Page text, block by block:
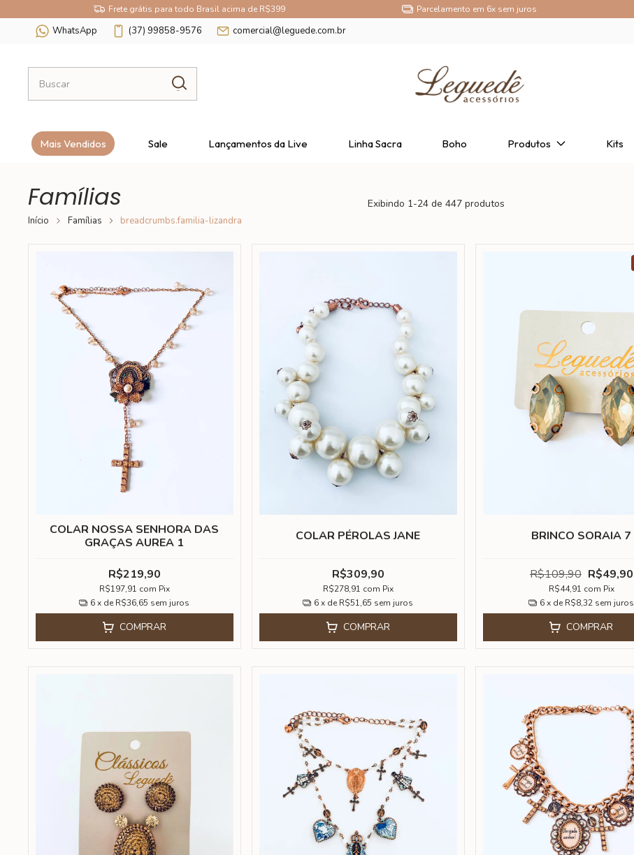
Frete grátis para todo Brasil acima de R$399 Parcelamento em 6x sem juros
WhatsApp (37) 99858-9576 comercial@leguede.com.br
Mais Vendidos Sale Lançamentos da Live Linha Sacra Boho Produtos Kits
Famílias
Início Famílias breadcrumbs.familia-lizandra
Exibindo 1-24 de 447 produtos
COLAR NOSSA SENHORA DAS
GRAÇAS AUREA 1
R$219,90
R$197,91 com Pix
6 x de R$36,65 sem juros
COMPRAR
COLAR PÉROLAS JANE
R$309,90
R$278,91 com Pix
6x de R$51,65 sem juros
COMPRAR
BRINCO SORAIA 7
R$109,90 R$49,90
R$44,91 com Pix
6 x de R$8,32 sem juros
COMPRAR